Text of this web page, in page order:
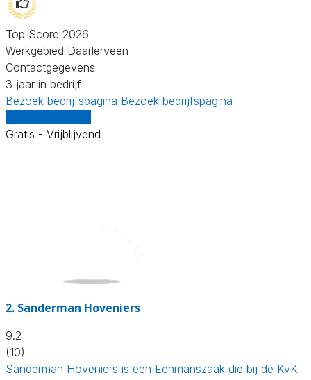
Top Score 2026
Werkgebied Daarlerveen
Contactgegevens
3 jaar in bedrijf
Bezoek bedrijfspagina Bezoek bedrijfspagina
Gratis - Vrijblijvend
2. Sanderman Hoveniers
9.2
(10)
Sanderman Hoveniers is een Eenmanszaak die bij de KvK